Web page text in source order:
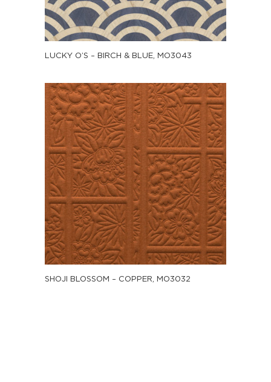
LUCKY O’S – BIRCH & BLUE, MO3043
SHOJI BLOSSOM – COPPER, MO3032